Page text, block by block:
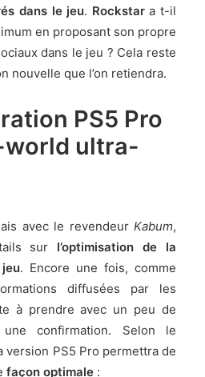
dans le jeu. Rockstara t-il
en proposant son propre
dans le jeu ? Cela reste
nouvelle que l’on retiendra.
PS5 Pro
world ultra-
avec le revendeur Kabum,
sur l’optimisation de la
. Encore une fois, comme
diffusées par les
à prendre avec un peu de
confirmation. Selon le
version PS5 Pro permettra de
façon optimale :